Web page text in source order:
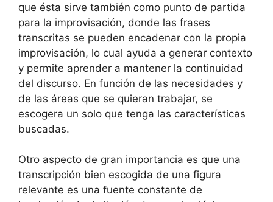
que ésta sirve también como punto de partida
para la improvisación, donde las frases
transcritas se pueden encadenar con la propia
improvisación, lo cual ayuda a generar contexto
y permite aprender a mantener la continuidad
del discurso. En función de las necesidades y
de las áreas que se quieran trabajar, se
escogera un solo que tenga las características
buscadas.
Otro aspecto de gran importancia es que una
transcripción bien escogida de una figura
relevante es una fuente constante de